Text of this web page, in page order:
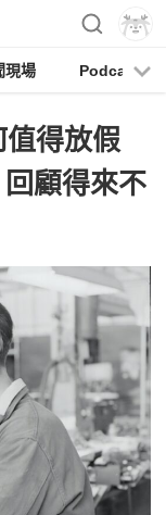
現場 Podcast
得放假
顧得來不